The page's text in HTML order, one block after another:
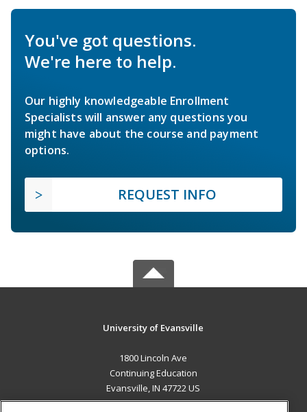
You've got questions.
We're here to help.
Our highly knowledgeable Enrollment
Specialists will answer any questions you
might have about the course and payment
options.
REQUEST INFO
University of Evansville
1800 Lincoln Ave
Continuing Education
Evansville, IN 47722 US